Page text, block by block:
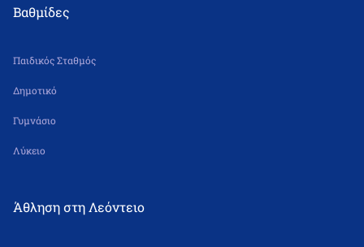
Βαθμίδες
Παιδικός Σταθμός
Δημοτικό
Γυμνάσιο
Λύκειο
Άθληση στη Λεόντειο